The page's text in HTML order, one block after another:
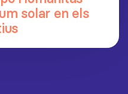
solar en els